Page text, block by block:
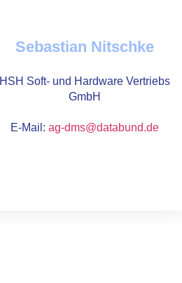
Sebastian Nitschke
HSH Soft- und Hardware Vertriebs
GmbH
E-Mail: ag-dms@databund.de